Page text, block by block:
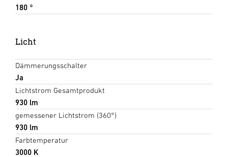
180 °
Licht
Dämmerungsschalter
Ja
Lichtstrom Gesamtprodukt
930 lm
gemessener Lichtstrom (360°)
930 lm
Farbtemperatur
3000 K